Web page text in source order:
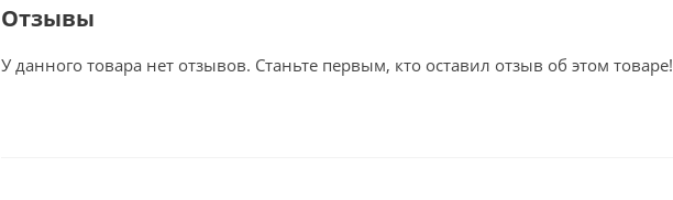
Отзывы
У данного товара нет отзывов. Станьте первым, кто оставил отзыв об этом товаре!